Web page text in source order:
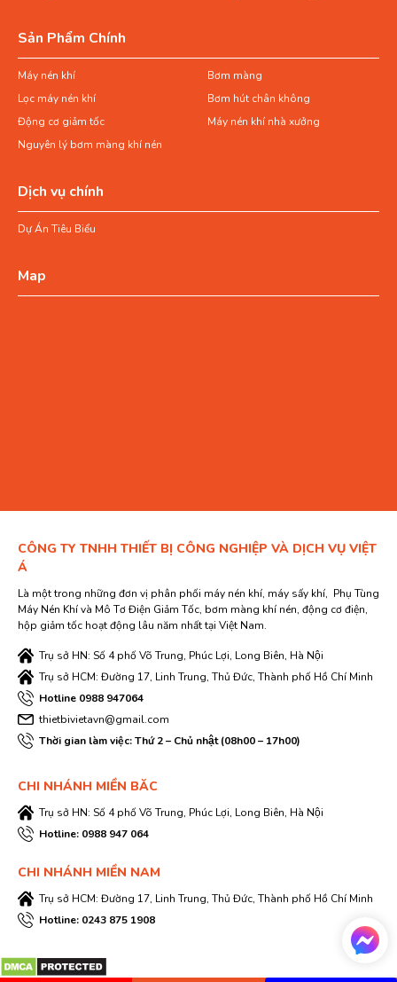
Sản Phẩm Chính
Máy nén khí
Bơm màng
Lọc máy nén khí
Bơm hút chân không
Động cơ giảm tốc
Máy nén khí nhà xưởng
Nguyên lý bơm màng khí nén
Dịch vụ chính
Dự Án Tiêu Biểu
Map
CÔNG TY TNHH THIẾT BỊ CÔNG NGHIỆP VÀ DỊCH VỤ VIỆT
Á
Là một trong những đơn vị phân phối máy nén khí, máy sấy khí, Phụ Tùng
Máy Nén Khí và Mô Tơ Điện Giảm Tốc, bơm màng khí nén, động cơ điện,
hộp giảm tốc hoạt động lâu năm nhất tại Việt Nam.
Trụ sở HN: Số 4 phố Võ Trung, Phúc Lợi, Long Biên, Hà Nội
Trụ sở HCM: Đường 17, Linh Trung, Thủ Đức, Thành phố Hồ Chí Minh
Hotline 0988 947064
thietbivietavn@gmail.com
Thời gian làm việc: Thứ 2 – Chủ nhật (08h00 – 17h00)
CHI NHÁNH MIỀN BĂC
Trụ sở HN: Số 4 phố Võ Trung, Phúc Lợi, Long Biên, Hà Nội
Hotline: 0988 947 064
CHI NHÁNH MIỀN NAM
Trụ sở HCM: Đường 17, Linh Trung, Thủ Đức, Thành phố Hồ Chí Minh
Hotline: 0243 875 1908